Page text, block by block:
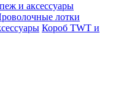
и аксессуары
лотки
Короб TWT и